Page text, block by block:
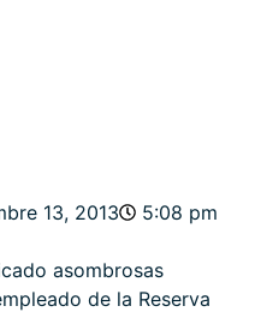
13, 2013
5:08 pm
asombrosas
de la Reserva